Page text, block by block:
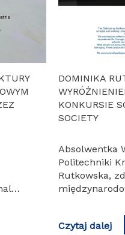
DOMINIKA
KONKURSIE
SOCIETY
Absolwentka
Politechniki
Rutkowska,
podejście do
oświatowych.
Czytaj dalej